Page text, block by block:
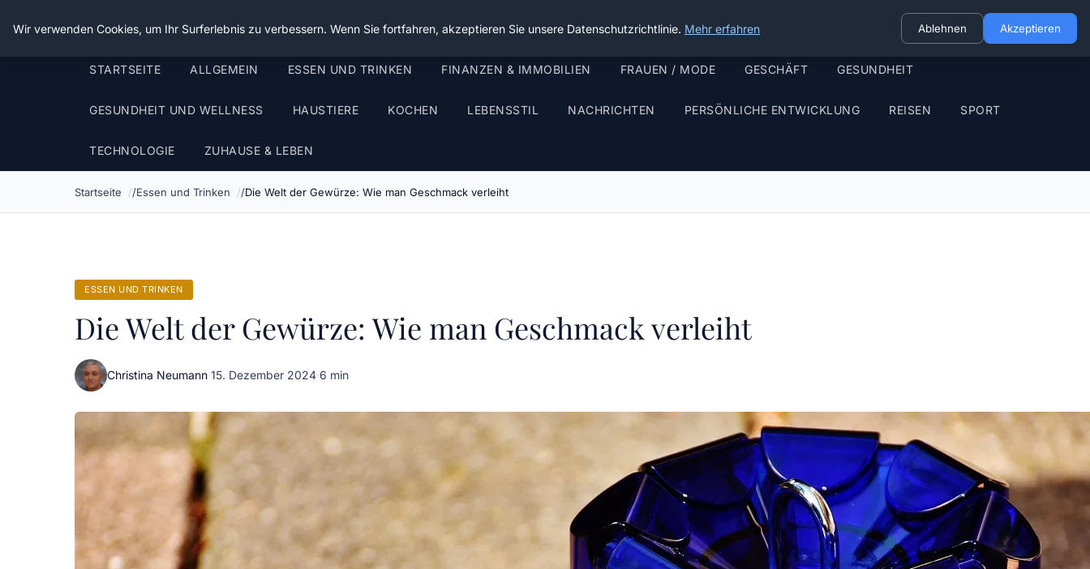
Die Schnitter
STARTSEITE ALLGEMEIN ESSEN UND TRINKEN FINANZEN & IMMOBILIEN FRAUEN / MODE GESCHÄFT GESUNDHEIT
GESUNDHEIT UND WELLNESS HAUSTIERE KOCHEN LEBENSSTIL NACHRICHTEN PERSÖNLICHE ENTWICKLUNG REISEN SPORT
TECHNOLOGIE ZUHAUSE & LEBEN
Startseite Essen und Trinken Die Welt der Gewürze: Wie man Geschmack verleiht
ESSEN UND TRINKEN
Die Welt der Gewürze: Wie man Geschmack verleiht
Christina Neumann·15. Dezember 2024·6 min
Wir verwenden Cookies, um Ihr Surferlebnis zu verbessern. Wenn Sie fortfahren, akzeptieren Sie unsere Datenschutzrichtlinie. Mehr erfahren Ablehnen Akzeptieren